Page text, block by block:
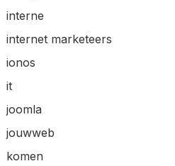
interne
internet marketeers
ionos
it
joomla
jouwweb
komen